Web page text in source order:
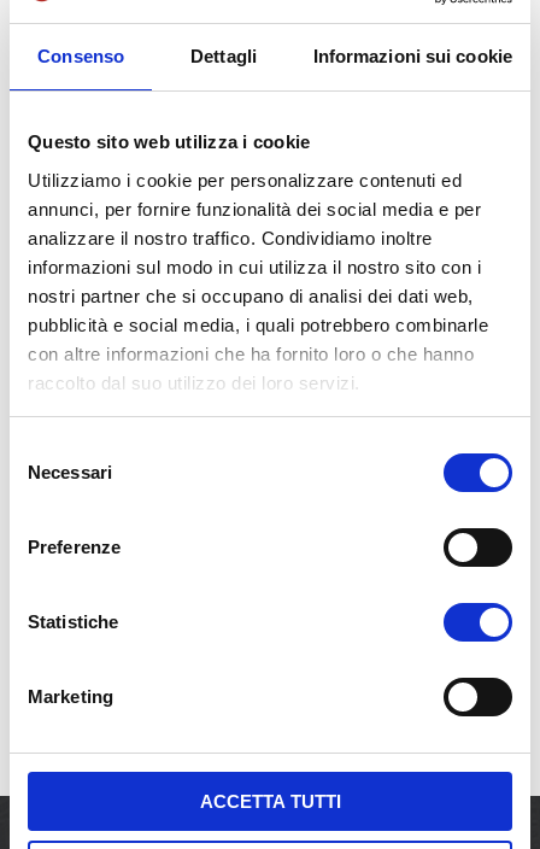
Consenso Dettagli Informazioni sui cookie
Questo sito web utilizza i cookie
Utilizziamo i cookie per personalizzare contenuti ed
annunci, per fornire funzionalità dei social media e per
analizzare il nostro traffico. Condividiamo inoltre
informazioni sul modo in cui utilizza il nostro sito con i
nostri partner che si occupano di analisi dei dati web,
pubblicità e social media, i quali potrebbero combinarle
con altre informazioni che ha fornito loro o che hanno
raccolto dal suo utilizzo dei loro servizi.
c
Necessari
Preferenze
Statistiche
Marketing
ACCETTA TUTTI
29 Luglio 2018 Placement,
SSML Internazionale
Bando di Concorso
Francese Inglese Mediatore Culturale
Mediatore Linguistico
Mediazione Linguistica
Ministero
Giustizia
Spagnolo Tedesco by SSML Internazionale
Concorso al Ministero: Richiesti
Inglese, Francese, Tedesco e
Spagnolo